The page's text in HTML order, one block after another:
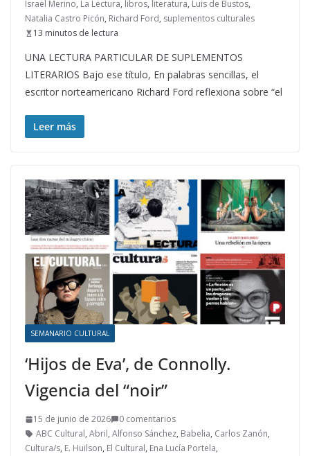
Israel Merino, La Lectura, libros, literatura, Luis de Bustos,
Natalia Castro Picón, Richard Ford, suplementos culturales
13 minutos de lectura
UNA LECTURA PARTICULAR DE SUPLEMENTOS
LITERARIOS Bajo ese título, En palabras sencillas, el
escritor norteamericano Richard Ford reflexiona sobre “el
Leer más
SEMANARIO CULTURAL
‘Hijos de Eva’, de Connolly.
Vigencia del “noir”
15 de junio de 2026
0 comentarios
ABC Cultural, Abril, Alfonso Sánchez, Babelia, Carlos Zanón,
Cultura/s, E. Huilson, El Cultural, Ena Lucía Portela,